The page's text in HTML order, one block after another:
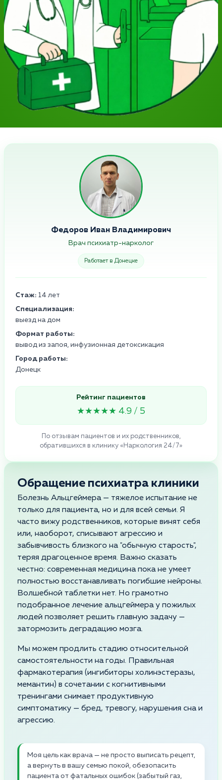
Федоров Иван Владимирович
Врач психиатр-нарколог
Работает в Донецке
Стаж: 14 лет
Специализация:
выезд на дом
Формат работы:
вывод из запоя, инфузионная детоксикация
Город работы:
Донецк
Рейтинг пациентов
★★★★★ 4.9 / 5
По отзывам пациентов и их родственников,
обратившихся в клинику «Наркология 24/7»
Обращение психиатра клиники
Болезнь Альцгеймера — тяжелое испытание не
только для пациента, но и для всей семьи. Я
часто вижу родственников, которые винят себя
или, наоборот, списывают агрессию и
забывчивость близкого на "обычную старость",
теряя драгоценное время. Важно сказать
честно: современная медицина пока не умеет
полностью восстанавливать погибшие нейроны.
Волшебной таблетки нет. Но грамотно
подобранное лечение альцгеймера у пожилых
людей позволяет решить главную задачу —
затормозить деградацию мозга.
Мы можем продлить стадию относительной
самостоятельности на годы. Правильная
фармакотерапия (ингибиторы холинэстеразы,
мемантин) в сочетании с когнитивными
тренингами снимает продуктивную
симптоматику — бред, тревогу, нарушения сна и
агрессию.
Моя цель как врача — не просто выписать рецепт,
а вернуть в вашу семью покой, обезопасить
пациента от фатальных ошибок (забытый газ,